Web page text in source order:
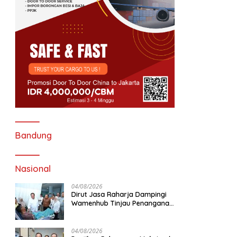
Bandung
Nasional
04/08/2026
Dirut Jasa Raharja Dampingi
Wamenhub Tinjau Penanganan
04/08/2026